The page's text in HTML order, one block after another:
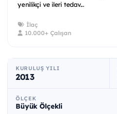
yenilikçi ve ileri tedav...
İlaç
10.000+ Çalışan
KURULUŞ YILI
2013
ÖLÇEK
Büyük Ölçekli